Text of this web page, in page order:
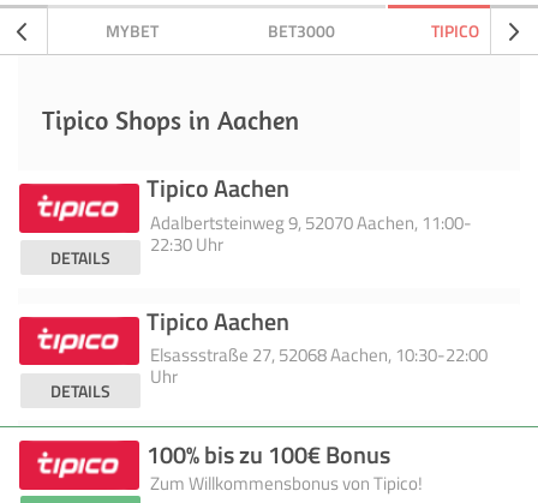
MYBET BET3000 TIPICO
Tipico Shops in Aachen
Tipico Aachen
Adalbertsteinweg 9, 52070 Aachen, 11:00-
22:30 Uhr
DETAILS
Tipico Aachen
Elsassstraße 27, 52068 Aachen, 10:30-22:00
Uhr
DETAILS
100% bis zu 100€ Bonus
Zum Willkommensbonus von Tipico!